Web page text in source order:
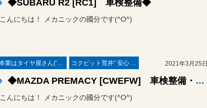
◆SUBARU R2 [RC1] 車検整備◆
こんにちは！ メカニックの國分です(^O^)
本業はタイヤ屋さん('ω')/ コクピット荒井“ 安心 ”車検 2021年3月25日
◆MAZDA PREMACY [CWEFW] 車検整備・中古新規登録車輌◆
こんにちは！ メカニックの國分です(^O^)